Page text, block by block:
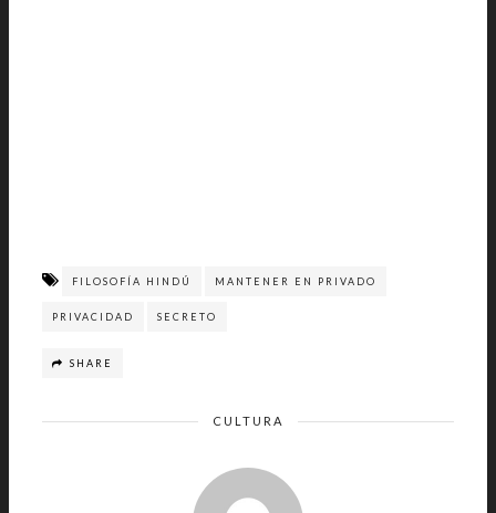
FILOSOFÍA HINDÚ MANTENER EN PRIVADO
PRIVACIDAD SECRETO
SHARE
CULTURA